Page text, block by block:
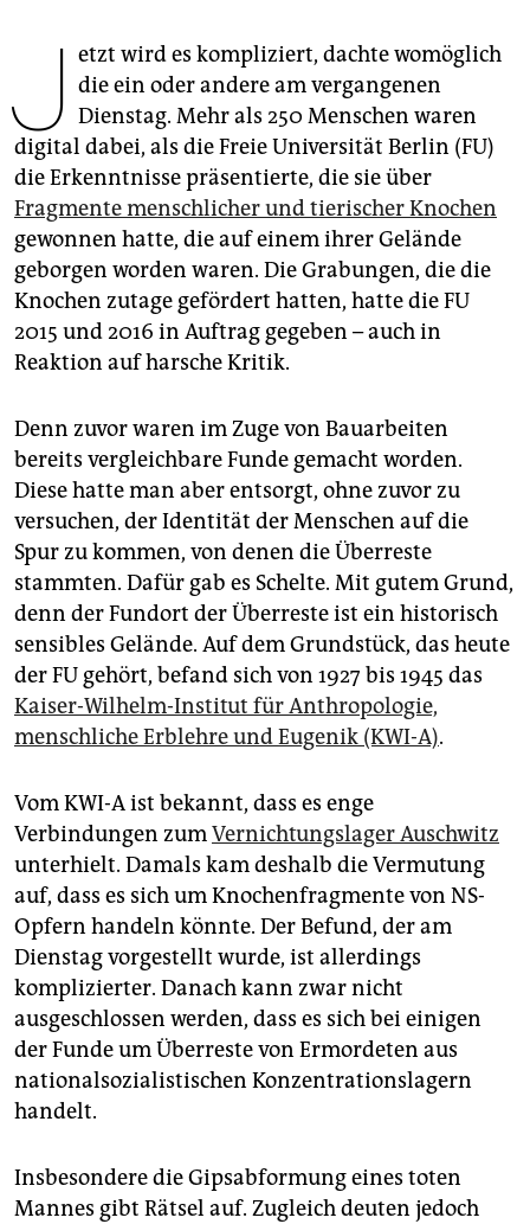
fragen & hilfe
unterstützen
abo
genossenschaft
epaper login
J etzt wird es kompliziert, dachte womöglich
die ein oder andere am vergangenen
Dienstag. Mehr als 250 Menschen waren
digital dabei, als die Freie Universität Berlin (FU)
die Erkenntnisse präsentierte, die sie über
Fragmente menschlicher und tierischer Knochen
gewonnen hatte, die auf einem ihrer Gelände
geborgen worden waren. Die Grabungen, die die
Knochen zutage gefördert hatten, hatte die FU
2015 und 2016 in Auftrag gegeben – auch in
Reaktion auf harsche Kritik.
Denn zuvor waren im Zuge von Bauarbeiten
bereits vergleichbare Funde gemacht worden.
Diese hatte man aber entsorgt, ohne zuvor zu
versuchen, der Identität der Menschen auf die
Spur zu kommen, von denen die Überreste
stammten. Dafür gab es Schelte. Mit gutem Grund,
denn der Fundort der Überreste ist ein historisch
sensibles Gelände. Auf dem Grundstück, das heute
der FU gehört, befand sich von 1927 bis 1945 das
Kaiser-Wilhelm-Institut für Anthropologie,
menschliche Erblehre und Eugenik (KWI-A).
Vom KWI-A ist bekannt, dass es enge
Verbindungen zumVernichtungslager Auschwitz
unterhielt. Damals kam deshalb die Vermutung
auf, dass es sich um Knochenfragmente von NS-
Opfern handeln könnte. Der Befund, der am
Dienstag vorgestellt wurde, ist allerdings
komplizierter. Danach kann zwar nicht
ausgeschlossen werden, dass es sich bei einigen
der Funde um Überreste von Ermordeten aus
nationalsozialistischen Konzentrationslagern
handelt.
Insbesondere die Gipsabformung eines toten
Mannes gibt Rätsel auf. Zugleich deuten jedoch